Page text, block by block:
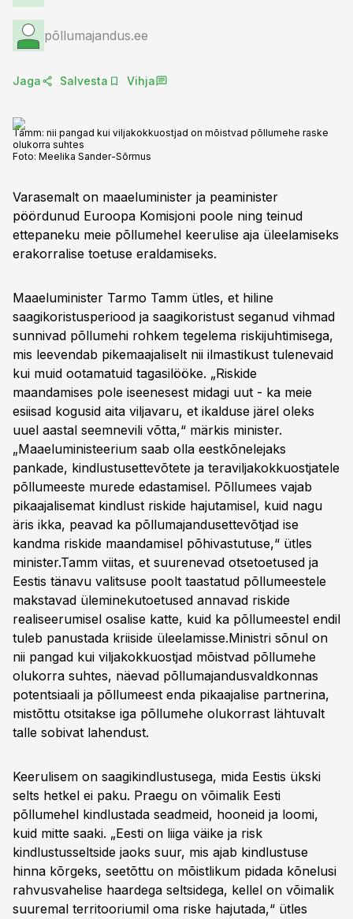
põllumajandus.ee
Jaga Salvesta Vihja
Tamm: nii pangad kui viljakokkuostjad on mõistvad põllumehe raske
olukorra suhtes
Foto: Meelika Sander-Sõrmus
Varasemalt on maaeluminister ja peaminister
pöördunud Euroopa Komisjoni poole ning teinud
ettepaneku meie põllumehel keerulise aja üleelamiseks
erakorralise toetuse eraldamiseks.
Maaeluminister Tarmo Tamm ütles, et hiline
saagikoristusperiood ja saagikoristust seganud vihmad
sunnivad põllumehi rohkem tegelema riskijuhtimisega,
mis leevendab pikemaajaliselt nii ilmastikust tulenevaid
kui muid ootamatuid tagasilööke. „Riskide
maandamises pole iseenesest midagi uut - ka meie
esiisad kogusid aita viljavaru, et ikalduse järel oleks
uuel aastal seemnevili võtta,“ märkis minister.
„Maaeluministeerium saab olla eestkõnelejaks
pankade, kindlustusettevõtete ja teraviljakokkuostjatele
põllumeeste murede edastamisel. Põllumees vajab
pikaajalisemat kindlust riskide hajutamisel, kuid nagu
äris ikka, peavad ka põllumajandusettevõtjad ise
kandma riskide maandamisel põhivastutuse,“ ütles
minister.Tamm viitas, et suurenevad otsetoetused ja
Eestis tänavu valitsuse poolt taastatud põllumeestele
makstavad üleminekutoetused annavad riskide
realiseerumisel osalise katte, kuid ka põllumeestel endil
tuleb panustada kriiside üleelamisse.Ministri sõnul on
nii pangad kui viljakokkuostjad mõistvad põllumehe
olukorra suhtes, näevad põllumajandusvaldkonnas
potentsiaali ja põllumeest enda pikaajalise partnerina,
mistõttu otsitakse iga põllumehe olukorrast lähtuvalt
talle sobivat lahendust.
Keerulisem on saagikindlustusega, mida Eestis ükski
selts hetkel ei paku. Praegu on võimalik Eesti
põllumehel kindlustada seadmeid, hooneid ja loomi,
kuid mitte saaki. „Eesti on liiga väike ja risk
kindlustusseltside jaoks suur, mis ajab kindlustuse
hinna kõrgeks, seetõttu on mõistlikum pidada kõnelusi
rahvusvahelise haardega seltsidega, kellel on võimalik
suuremal territooriumil oma riske hajutada,“ ütles